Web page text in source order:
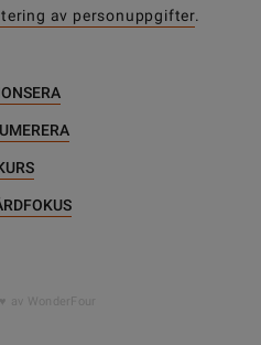
av personuppgifter.
av WonderFour